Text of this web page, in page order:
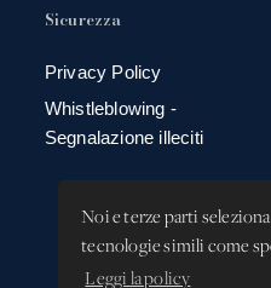
Noi e terze parti
tecnologie simili come
Leggi la policy
Sicurezza
Privacy Policy
Whistleblowing -
Segnalazione illeciti